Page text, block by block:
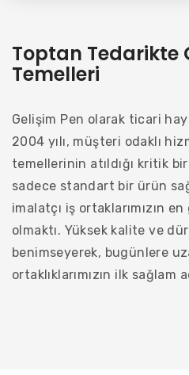
Toptan Tedarikte
Temelleri
Gelişim Pen olarak ticari
2004 yılı, müşteri odaklı
temellerinin atıldığı kritik
sadece standart bir ürün
imalatçı iş ortaklarımızın
olmaktı. Yüksek kalite ve
benimseyerek, bugünlere
ortaklıklarımızın ilk sağlam